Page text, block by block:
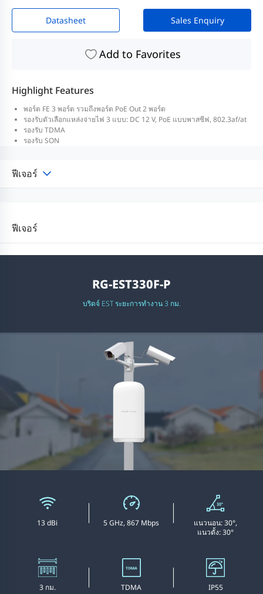
Datasheet Sales Enquiry
Add to Favorites
Highlight Features
พอร์ต FE 3 พอร์ต รวมถึงพอร์ต PoE Out 2 พอร์ต
รองรับตัวเลือกแหล่งจ่ายไฟ 3 แบบ: DC 12 V, PoE แบบพาสซีฟ, 802.3af/at
รองรับ TDMA
รองรับ SON
ฟีเจอร์
ฟีเจอร์
RG-EST330F-P
บริดจ์ EST ระยะการทำงาน 3 กม.
13 dBi 5 GHz, 867 Mbps
แนวนอน: 30°,
แนวตั้ง: 30°
3 กม. TDMA
IP55